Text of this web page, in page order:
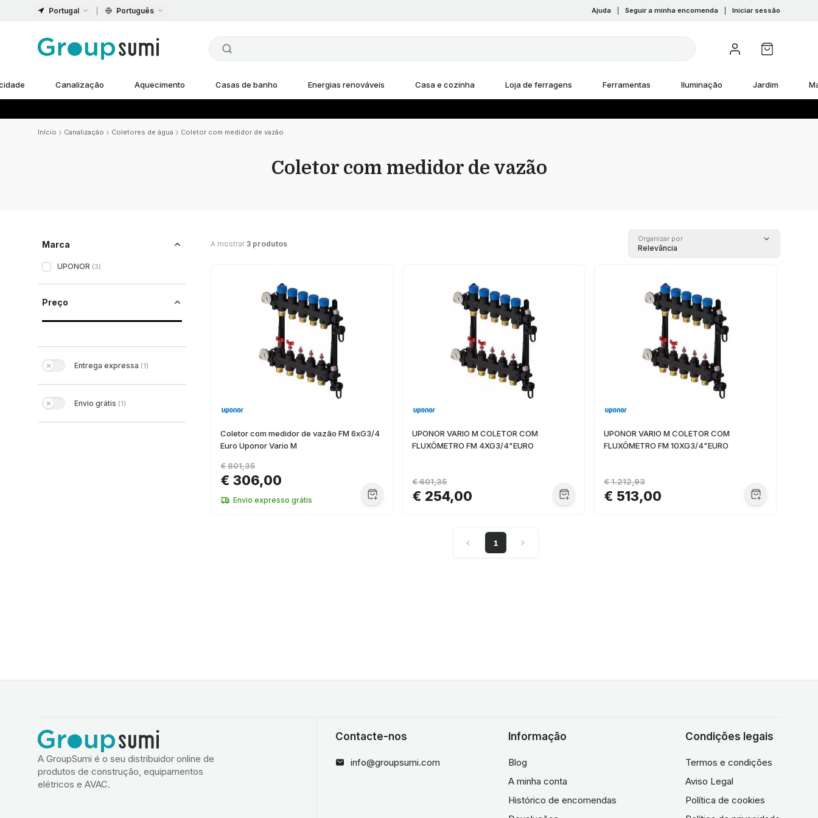
Portugal Português Ajuda Seguir a minha encomenda Iniciar sessão
Canalização Aquecimento Casas de banho Energias renováveis Casa e cozinha Loja de ferragens Ferramentas Iluminação Jardim
Início Canalização Coletores de água Coletor com medidor de vazão
Coletor com medidor de vazão
Marca
UPONOR (3)
Preço
Entrega expressa (1)
Envio grátis (1)
A mostrar 3 produtos
Organizar por
Relevância
Coletor com medidor de vazão FM 6xG3/4
Euro Uponor Vario M
€ 306,00
€ 801,35
Envio expresso grátis
UPONOR VARIO M COLETOR COM
FLUXÔMETRO FM 4XG3/4"EURO
€ 254,00
€ 601,35
UPONOR VARIO M COLETOR COM
FLUXÔMETRO FM 10XG3/4"EURO
€ 513,00
€ 1.212,93
1
A GroupSumi é o seu distribuidor online de
produtos de construção, equipamentos
elétricos e AVAC.
Contacte-nos
info@groupsumi.com
Informação
Blog
A minha conta
Histórico de encomendas
Condições legais
Termos e condições
Aviso Legal
Política de cookies